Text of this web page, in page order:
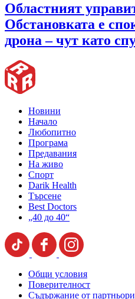
Областният
Обстановката е
дрона – чут като
Новини
Начало
Любопитно
Програма
Предавания
На живо
Спорт
Darik Health
Търсене
Best Doctors
„40 до 40“
Общи условия
Поверителност
Съдържание от партньори